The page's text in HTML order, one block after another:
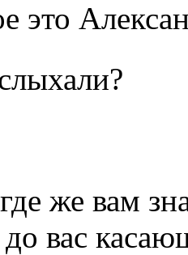
это
же вам
до вас